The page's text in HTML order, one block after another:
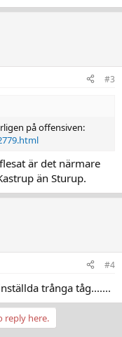
#3
på offensiven:
är det närmare
än Sturup.
#4
trånga tåg.......
reply here.